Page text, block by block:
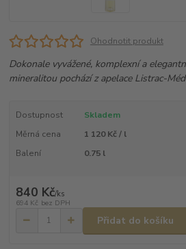
Ohodnotit produkt
Dokonale vyvážené, komplexní a
mineralitou pochází z apelace Listrac-
Dostupnost
Skladem
Měrná cena
1 120 Kč / l
Balení
0.75 l
840 Kč/ks
694 Kč bez DPH
Přidat do košíku